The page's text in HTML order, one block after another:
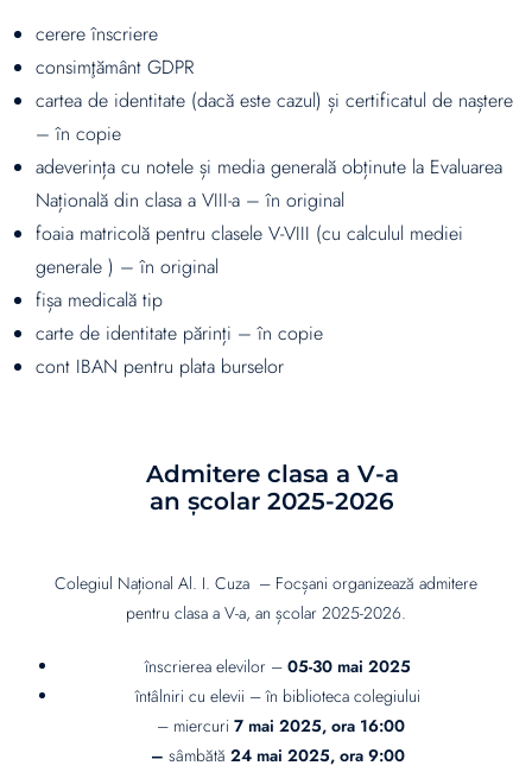
cerere înscriere
consimţământ GDPR
cartea de identitate (dacă este cazul) și certificatul de naștere
– în copie
adeverința cu notele și media generală obținute la Evaluarea
Națională din clasa a VIII-a – în original
foaia matricolă pentru clasele V-VIII (cu calculul mediei
generale ) – în original
fișa medicală tip
carte de identitate părinți – în copie
cont IBAN pentru plata burselor
Admitere clasa a V-a
an școlar 2025-2026
Colegiul Național Al. I. Cuza – Focșani organizează admitere
pentru clasa a V-a, an școlar 2025-2026.
înscrierea elevilor – 05-30 mai 2025
întâlniri cu elevii – în biblioteca colegiului
– miercuri 7 mai 2025, ora 16:00
– sâmbătă 24 mai 2025, ora 9:00